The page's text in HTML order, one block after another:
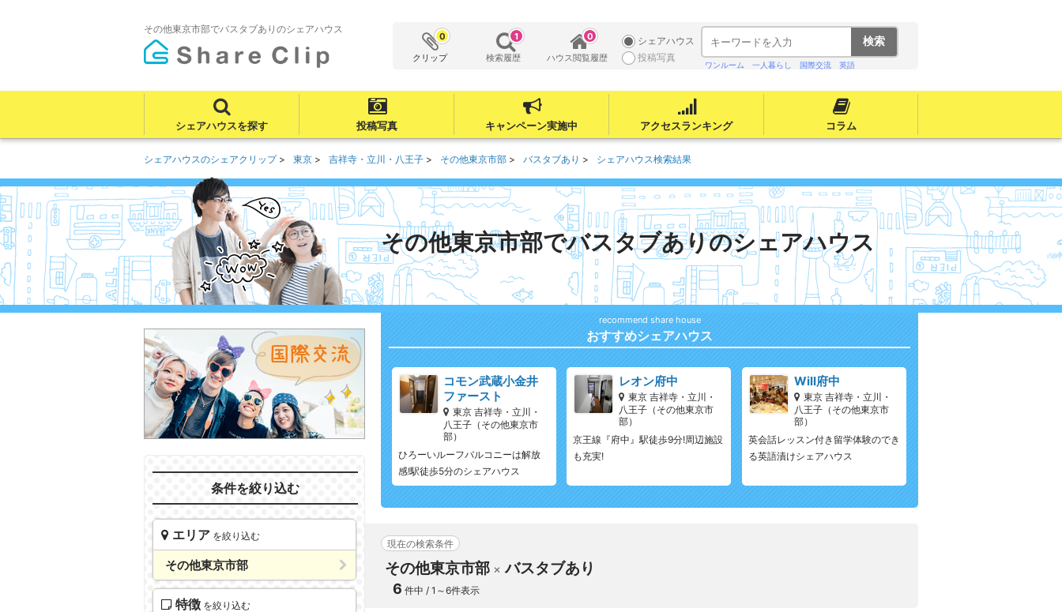
その他東京市部でバスタブありのシェアハウス
クリップ
0
検索履歴
1
ハウス閲覧履歴
0
シェアハウス
投稿写真
ワンルーム 一人暮らし 国際交流 英語
シェアハウスを探す 投稿写真 キャンペーン実施中 アクセスランキング コラム
シェアハウスのシェアクリップ 東京 吉祥寺・立川・八王子 その他東京市部 バスタブあり シェアハウス検索結果
その他東京市部でバスタブありのシェアハウス
条件を絞り込む
エリア を絞り込む
その他東京市部
特徴 を絞り込む
おすすめシェアハウス
コモン武蔵小金井
ファースト
東京 吉祥寺・立川・
八王子（その他東京市
部）
ひろーいルーフバルコニーは解放
感!駅徒歩5分のシェアハウス
レオン府中
東京 吉祥寺・立川・
八王子（その他東京市
部）
京王線『府中』駅徒歩9分!周辺施設
も充実!
Will府中
東京 吉祥寺・立川・
八王子（その他東京市
部）
英会話レッスン付き留学体験のでき
る英語漬けシェアハウス
現在の検索条件
その他東京市部 バスタブあり
6 件中 / 1～6件表示